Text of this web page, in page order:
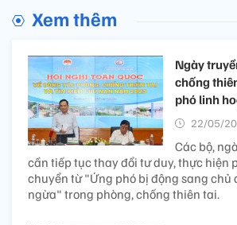
Xem thêm
Ngày
chống
phó linh
22/05/
Các bộ,
cần tiếp tục thay đổi tư duy, thực hiện
chuyển từ "Ứng phó bị động sang chủ
ngừa" trong phòng, chống thiên tai.